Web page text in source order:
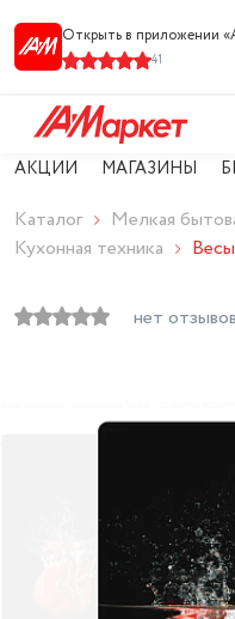
Открыть в приложении
41
АКЦИИ МАГАЗИНЫ
Каталог
Мелкая
Кухонная техника
нет отзывов